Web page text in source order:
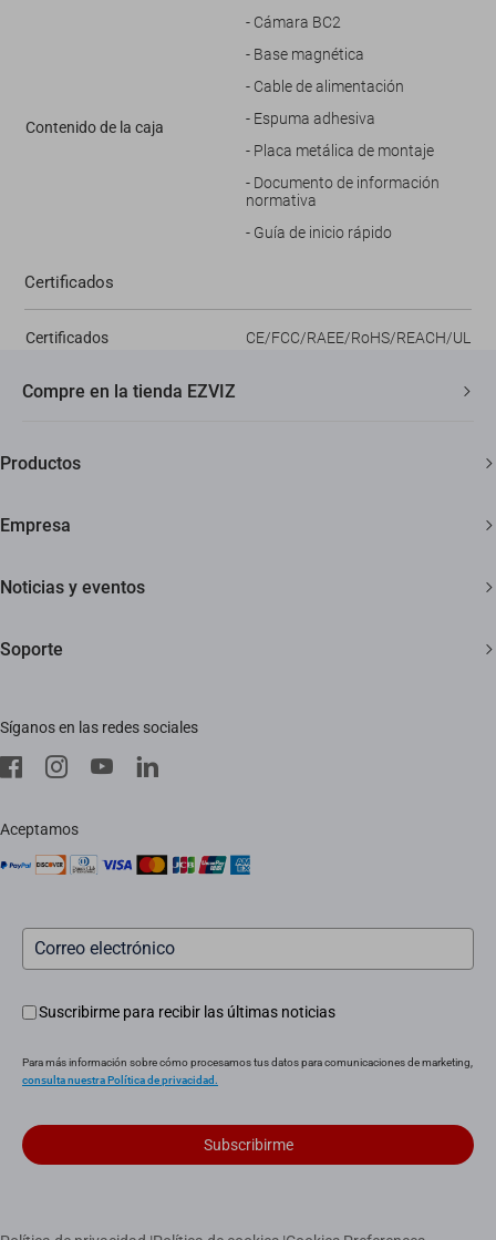
Contenido de la caja
- Cámara BC2
- Base magnética
- Cable de alimentación
- Espuma adhesiva
- Placa metálica de montaje
- Documento de información
normativa
- Guía de inicio rápido
Certificados
Certificados CE/FCC/RAEE/RoHS/REACH/UL
Compre en la tienda EZVIZ
Productos
Empresa
Trust Center
Noticias y eventos
Soporte
Descargar
Servicio in situ
Instaladores
Servicio posventa
Síganos en las redes sociales
Aceptamos
Suscribirme para recibir las últimas noticias
Para más información sobre cómo procesamos tus datos para comunicaciones de marketing,
consulta nuestra Política de privacidad.
Subscribirme